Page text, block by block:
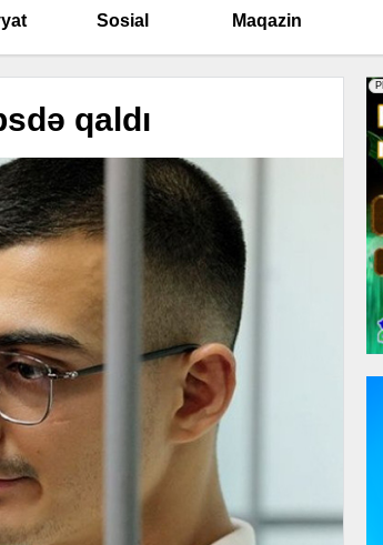
Sosial Maqazin
qaldı